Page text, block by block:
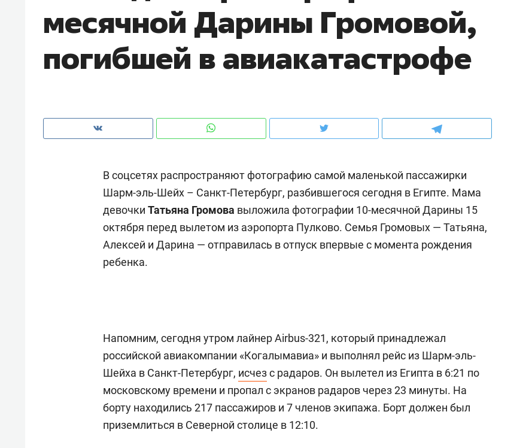
месячной Дарины Громовой,
погибшей в авиакатастрофе
В соцсетях распространяют фотографию самой маленькой пассажирки
Шарм-эль-Шейх – Санкт-Петербург, разбившегося сегодня в Египте. Мама
девочки Татьяна Громова выложила фотографии 10-месячной Дарины 15
октября перед вылетом из аэропорта Пулково. Семья Громовых — Татьяна,
Алексей и Дарина — отправилась в отпуск впервые с момента рождения
ребенка.
Напомним, сегодня утром лайнер Airbus-321, который принадлежал
российской авиакомпании «Когалымавиа» и выполнял рейс из Шарм-эль-
Шейха в Санкт-Петербург, исчезс радаров. Он вылетел из Египта в 6:21 по
московскому времени и пропал с экранов радаров через 23 минуты. На
борту находились 217 пассажиров и 7 членов экипажа. Борт должен был
приземлиться в Северной столице в 12:10.
рынки, почему надо знать аксакалов и
чем интересен Оман?
о трехкратном росте цен, дотошных
клиентах и чудных запросах мастеров
школьной формы о
налогах и развитии
Рекомендуем
Как ГК «МИР ГРУПП» и ВТБ
создают оазис жилого
комфорта под Казанью
150 камер до квартиры и Face
ID вместо ключа: какой будет
Рекомендуем
Опыт выживания в
природе, работа